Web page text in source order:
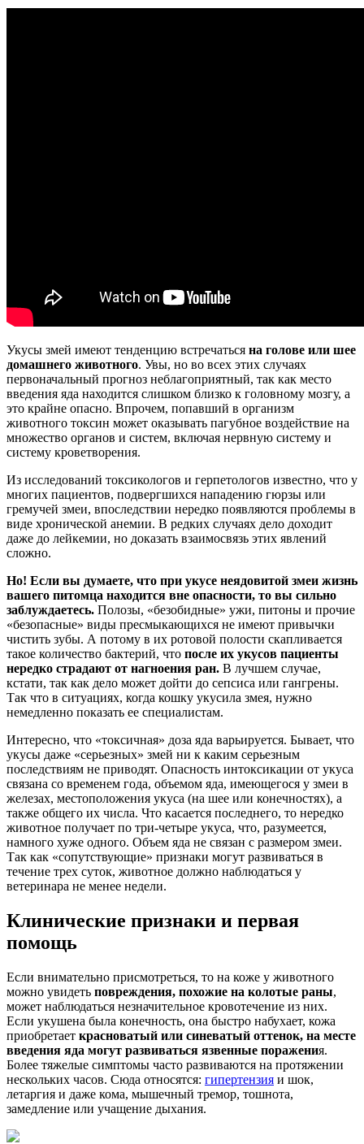
Укусы змей имеют тенденцию встречаться на голове или шее
домашнего животного. Увы, но во всех этих случаях
первоначальный прогноз неблагоприятный, так как место
введения яда находится слишком близко к головному мозгу, а
это крайне опасно. Впрочем, попавший в организм
животного токсин может оказывать пагубное воздействие на
множество органов и систем, включая нервную систему и
систему кроветворения.
Из исследований токсикологов и герпетологов известно, что у
многих пациентов, подвергшихся нападению гюрзы или
гремучей змеи, впоследствии нередко появляются проблемы в
виде хронической анемии. В редких случаях дело доходит
даже до лейкемии, но доказать взаимосвязь этих явлений
сложно.
Но! Если вы думаете, что при укусе неядовитой змеи жизнь
вашего питомца находится вне опасности, то вы сильно
заблуждаетесь. Полозы, «безобидные» ужи, питоны и прочие
«безопасные» виды пресмыкающихся не имеют привычки
чистить зубы. А потому в их ротовой полости скапливается
такое количество бактерий, что после их укусов пациенты
нередко страдают от нагноения ран. В лучшем случае,
кстати, так как дело может дойти до сепсиса или гангрены.
Так что в ситуациях, когда кошку укусила змея, нужно
немедленно показать ее специалистам.
Интересно, что «токсичная» доза яда варьируется. Бывает, что
укусы даже «серьезных» змей ни к каким серьезным
последствиям не приводят. Опасность интоксикации от укуса
связана со временем года, объемом яда, имеющегося у змеи в
железах, местоположения укуса (на шее или конечностях), а
также общего их числа. Что касается последнего, то нередко
животное получает по три-четыре укуса, что, разумеется,
намного хуже одного. Объем яда не связан с размером змеи.
Так как «сопутствующие» признаки могут развиваться в
течение трех суток, животное должно наблюдаться у
ветеринара не менее недели.
Клинические признаки и первая
помощь
Если внимательно присмотреться, то на коже у животного
можно увидеть повреждения, похожие на колотые раны,
может наблюдаться незначительное кровотечение из них.
Если укушена была конечность, она быстро набухает, кожа
приобретает красноватый или синеватый оттенок, на месте
введения яда могут развиваться язвенные поражения.
Более тяжелые симптомы часто развиваются на протяжении
нескольких часов. Сюда относятся: гипертензия и шок,
летаргия и даже кома, мышечный тремор, тошнота,
замедление или учащение дыхания.